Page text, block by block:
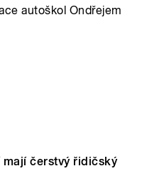
autoškol Ondřejem
mají čerstvý řidičský